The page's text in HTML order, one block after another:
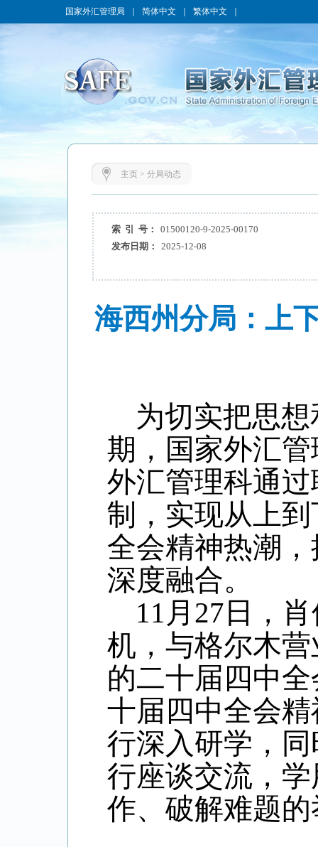
国家外汇管理局 简体中文 繁体中文
主页> 分局动态
索 引 号：
01500120-9-2025-00170
发布日期：
2025-12-08
海西州分局：上
为切实把思
期，国家外汇
外汇管理科通
制，实现从上
全会精神热潮
深度融合。
11月27日，
机，与格尔木
的二十届四中
十届四中全会精
行深入研学，
行座谈交流，
作、破解难题